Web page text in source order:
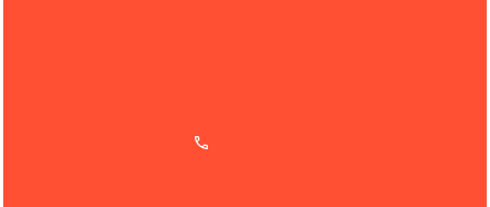
Te llamamos